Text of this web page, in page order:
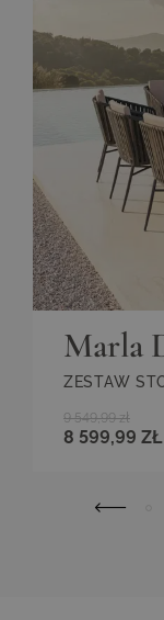
Marla
ZESTAW
8 599,99 ZŁ
9 549,99 zł